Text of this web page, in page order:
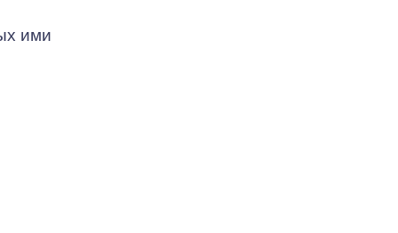
ими